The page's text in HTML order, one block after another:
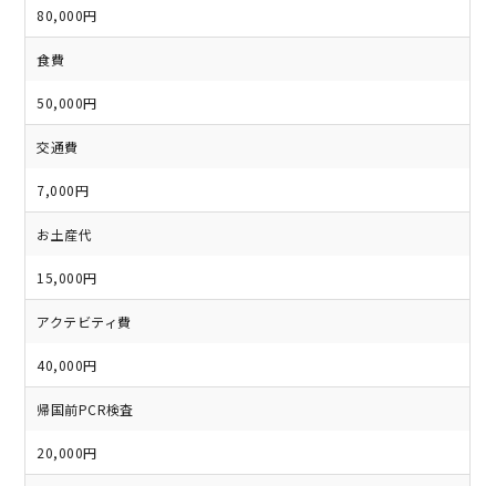
80,000円
食費
50,000円
交通費
7,000円
お土産代
15,000円
アクテビティ費
40,000円
帰国前PCR検査
20,000円